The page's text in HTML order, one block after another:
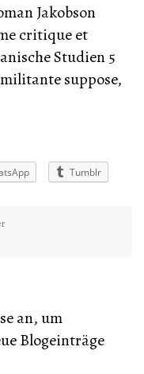
Jakobson
critique et
Studien 5
suppose,
Tumblr
an, um
Blogeinträge